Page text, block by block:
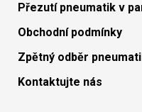
Přezutí pneumatik v
Obchodní podmínky
Zpětný odběr
Kontaktujte nás